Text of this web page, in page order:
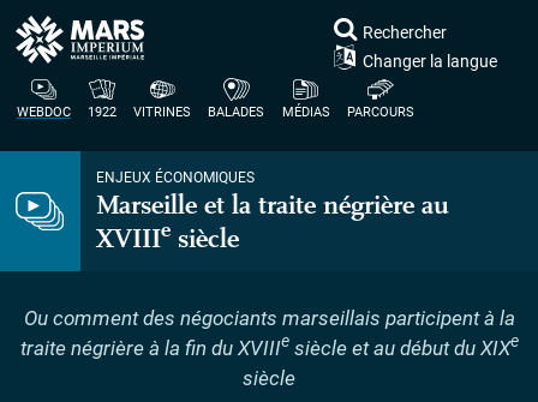
WEBDOC 1922 VITRINES BALADES MÉDIAS PARCOURS
Rechercher
Changer la langue
ENJEUX ÉCONOMIQUES
Marseille et la traite négrière au
XVIIIe siècle
Ou comment des négociants marseillais participent à la
traite négrière à la fin du XVIIIesiècle et au début du XIXe
siècle